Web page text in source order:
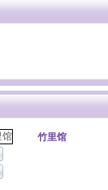
竹里馆